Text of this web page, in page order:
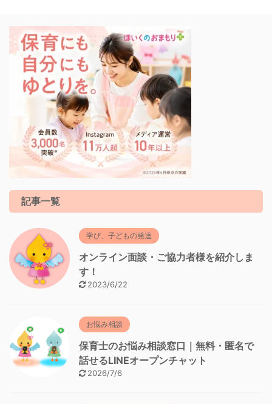
記事一覧
学び、子どもの発達
オンライン面談・ご協力者様を紹介しま
す！
2023/6/22
お悩み相談
保育士のお悩み相談窓口｜無料・匿名で
話せるLINEオープンチャット
2026/7/6